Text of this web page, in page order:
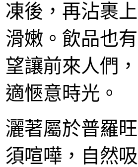
凍後，再沾裹
滑嫩。飲品也
望讓前來人們
適愜意時光。
灑著屬於普羅
須喧嘩，自然